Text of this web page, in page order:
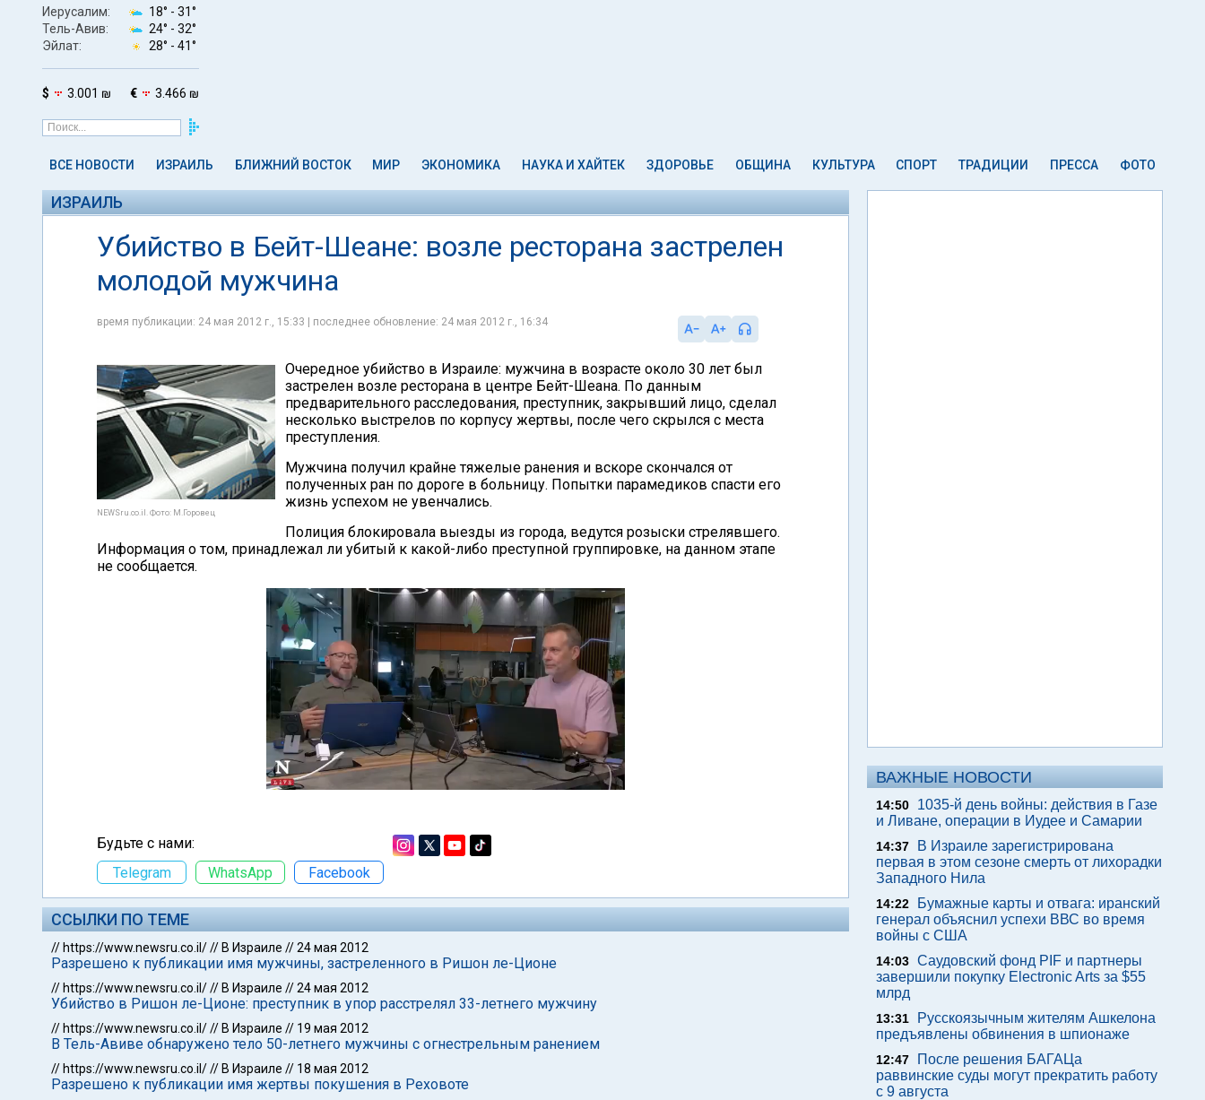
Иерусалим: 18° - 31°
Тель-Авив:
24° - 32°
Эйлат:
28° - 41°
$ 3.001 ₪ € 3.466 ₪
ВСЕ НОВОСТИ ИЗРАИЛЬ БЛИЖНИЙ ВОСТОК МИР ЭКОНОМИКА НАУКА И ХАЙТЕК ЗДОРОВЬЕ ОБЩИНА КУЛЬТУРА СПОРТ ТРАДИЦИИ ПРЕССА ФОТО
ИЗРАИЛЬ
Убийство в Бейт-Шеане: возле ресторана застрелен
молодой мужчина
время публикации: 24 мая 2012 г., 15:33 | последнее обновление: 24 мая 2012 г., 16:34
NEWSru.co.il. Фото: М.Горовец
Очередное убийство в Израиле: мужчина в возрасте около 30 лет был
застрелен возле ресторана в центре Бейт-Шеана. По данным
предварительного расследования, преступник, закрывший лицо, сделал
несколько выстрелов по корпусу жертвы, после чего скрылся с места
преступления.
Мужчина получил крайне тяжелые ранения и вскоре скончался от
полученных ран по дороге в больницу. Попытки парамедиков спасти его
жизнь успехом не увенчались.
Полиция блокировала выезды из города, ведутся розыски стрелявшего.
Информация о том, принадлежал ли убитый к какой-либо преступной группировке, на данном этапе
не сообщается.
Будьте с нами:
Telegram
WhatsApp Facebook
ССЫЛКИ ПО ТЕМЕ
// https://www.newsru.co.il/// В Израиле //24 мая 2012
Разрешено к публикации имя мужчины, застреленного в Ришон ле-Ционе
// https://www.newsru.co.il/// В Израиле //24 мая 2012
Убийство в Ришон ле-Ционе: преступник в упор расстрелял 33-летнего мужчину
// https://www.newsru.co.il/// В Израиле // 19 мая 2012
В Тель-Авиве обнаружено тело 50-летнего мужчины с огнестрельным ранением
// https://www.newsru.co.il/// В Израиле // 18 мая 2012
Разрешено к публикации имя жертвы покушения в Реховоте
ВАЖНЫЕ НОВОСТИ
14:50
1035-й день войны: действия в Газе
и Ливане, операции в Иудее и Самарии
14:37
В Израиле зарегистрирована
первая в этом сезоне смерть от лихорадки
Западного Нила
14:22
Бумажные карты и отвага: иранский
генерал объяснил успехи ВВС во время
войны с США
14:03 Саудовский фонд PIF и партнеры
завершили покупку Electronic Arts за $55
млрд
13:31
Русскоязычным жителям Ашкелона
предъявлены обвинения в шпионаже
12:47
После решения БАГАЦа
раввинские суды могут прекратить работу
с 9 августа